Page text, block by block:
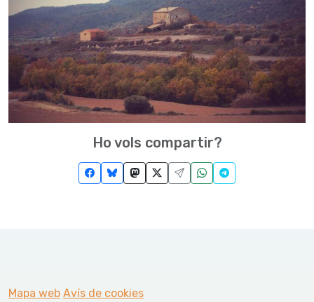
Ho vols compartir?
Mapa web Avís de cookies